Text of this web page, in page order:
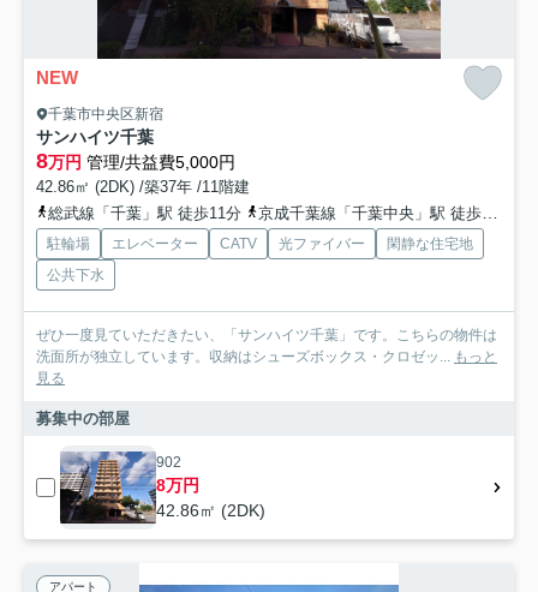
NEW
千葉市中央区新宿
サンハイツ千葉
8万円 管理/共益費5,000円
42.86㎡ (2DK) /築37年 /11階建
総武線「千葉」駅 徒歩11分
京成千葉線「千葉中央」駅 徒歩4分
駐輪場 エレベーター CATV 光ファイバー
閑静な住宅地
公共下水
ぜひ一度見ていただきたい、「サンハイツ千葉」です。こちらの物件は
洗面所が独立しています。収納はシューズボックス・クロゼッ... もっと
見る
募集中の部屋
902
8万円
42.86㎡ (2DK)
アパート